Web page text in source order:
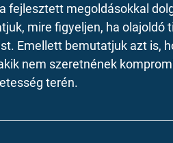
fejlesztett megoldásokkal
mire figyeljen, ha olajoldó
Emellett bemutatjuk azt is,
nem szeretnének
terén.